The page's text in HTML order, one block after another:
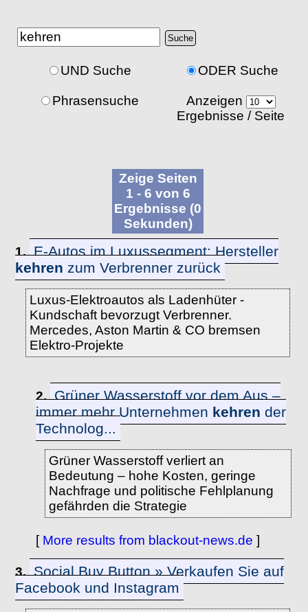
UND Suche
Phrasensuche
ODER Suche
Anzeigen
Ergebnisse / Seite
Zeige Seiten
1 - 6 von 6
Ergebnisse (0
Sekunden)
1. E-Autos im Luxussegment: Hersteller
kehren zum Verbrenner zurück
Luxus-Elektroautos als Ladenhüter -
Kundschaft bevorzugt Verbrenner.
Mercedes, Aston Martin & CO bremsen
Elektro-Projekte
2. Grüner Wasserstoff vor dem Aus –
immer mehr Unternehmen kehren der
Technolog...
Grüner Wasserstoff verliert an
Bedeutung – hohe Kosten, geringe
Nachfrage und politische Fehlplanung
gefährden die Strategie
[ More results from blackout-news.de ]
3. Social Buy Button » Verkaufen Sie auf
Facebook und Instagram